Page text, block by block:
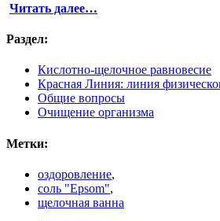
Читать далее…
Раздел:
Кислотно-щелочное равновесие
Красная Линия: линия
Общие вопросы
Очищение организма
Метки:
оздоровление,
соль "Epsom",
щелочная ванна